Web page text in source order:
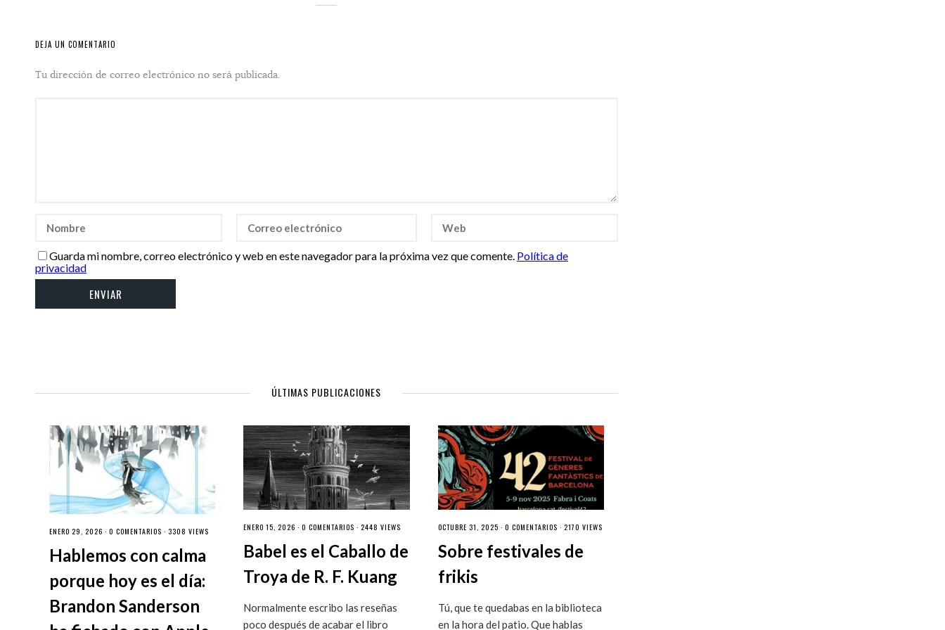
DEJA UN COMENTARIO
Tu dirección de correo electrónico no será publicada.
Guarda mi nombre, correo electrónico y web en este navegador para la próxima vez que comente. Política de
privacidad
ÚLTIMAS PUBLICACIONES
ENERO 29, 2026 · 0 COMENTARIOS · 3308 VIEWS
Hablemos con calma
porque hoy es el día:
Brandon Sanderson
ENERO 15, 2026 ·0 COMENTARIOS · 2448 VIEWS
Babel es el Caballo de
Troya de R. F. Kuang
Normalmente escribo las reseñas
poco después de acabar el libro
OCTUBRE 31, 2025 · 0 COMENTARIOS · 2170 VIEWS
Sobre festivales de
frikis
Tú, que te quedabas en la biblioteca
en la hora del patio. Que hablas